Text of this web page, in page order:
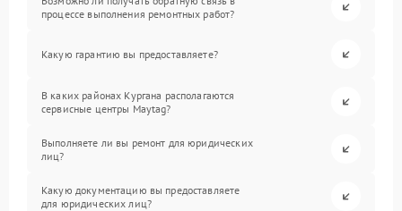
процессе выполнения ремонтных работ?
Какую гарантию вы предоставляете?
В каких районах Кургана располагаются
сервисные центры Maytag?
Выполняете ли вы ремонт для юридических
лиц?
Какую документацию вы предоставляете
для юридических лиц?